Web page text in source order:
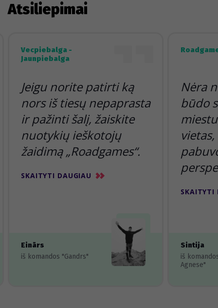
Atsiliepimai
Vecpiebalga -
Jaunpiebalga
Jeigu norite patirti ką
nors iš tiesų nepaprasta
ir pažinti šalį, žaiskite
nuotykių ieškotojų
žaidimą „Roadgames“.
SKAITYTI DAUGIAU
Einārs
iš komandos "Gandrs"
Nėra
būdo
SKAITYTI
Sintija
iš
Agnese"